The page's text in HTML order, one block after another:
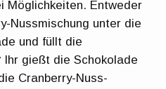
Möglichkeiten. Entweder
Nussmischung unter die
und füllt die
Ihr gießt die Schokolade
Cranberry-Nuss-